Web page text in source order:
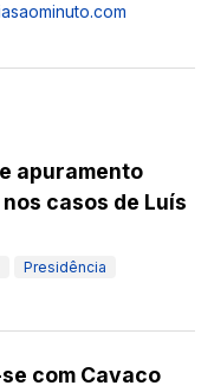
apuramento
casos de Luís
Presidência
com Cavaco